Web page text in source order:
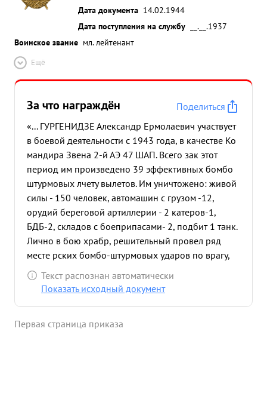
Дата документа 14.02.1944
Дата поступления на службу
__.__.1937
Воинское звание мл. лейтенант
Ещё
За что награждён
Поделиться
«... ГУРГЕНИДЗЕ Александр Ермолаевич участвует
в боевой деятельности с 1943 года, в качестве Ко
мандира Звена 2-й АЭ 47 ШАП. Всего зак этот
период им произведено 39 эффективных бомбо
штурмовых лчету вылетов. Им уничтожено: живой
силы - 150 человек, автомашин с грузом -12,
орудий береговой артиллерии - 2 катеров-1,
БДБ-2, складов с боеприпасами- 2, подбит 1 танк.
Лично в бою храбр, решительный провел ряд
месте рских бомбо-штурмовых ударов по врагу,
летая ведущим группы. 2.11-43 г. выполняя
боевую задание в группе" ИЛ-2" заметил
МЕ-109" в лоб, застевн вив его прекратить атаки,
Текст распознан автоматически
Показать исходный документ
Первая страница приказа